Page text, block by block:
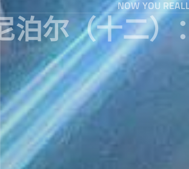
NOW YOU
泊尔（十二）